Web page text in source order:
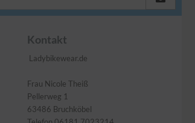
Kontakt
Ladybikewear.de
Frau Nicole Theiß
Pellerweg 1
63486 Bruchköbel